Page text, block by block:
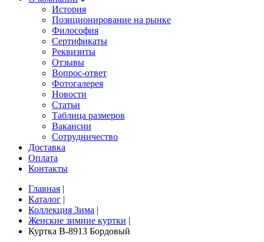
История
Позиционирование на рынке
Философия
Сертификаты
Реквизиты
Отзывы
Вопрос-ответ
Фотогалерея
Новости
Статьи
Таблица размеров
Вакансии
Сотрудничество
Доставка
Оплата
Контакты
Главная |
Каталог |
Коллекция Зима |
Женские зимние куртки |
Куртка B-8913 Бордовый